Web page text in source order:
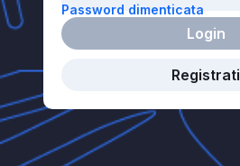
Password dimenticata
Login
Registrati